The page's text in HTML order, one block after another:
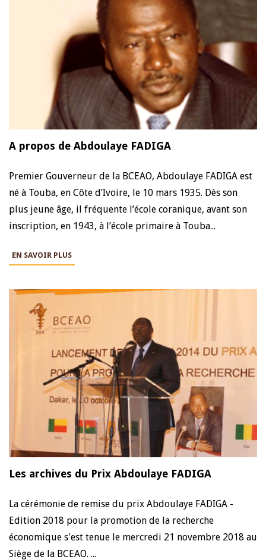
A propos de Abdoulaye FADIGA
Premier Gouverneur de la BCEAO, Abdoulaye FADIGA est
né à Touba, en Côte d’Ivoire, le 10 mars 1935. Dès son
plus jeune âge, il fréquente l’école coranique, avant son
inscription, en 1943, à l’école primaire à Touba...
EN SAVOIR PLUS
Les archives du Prix Abdoulaye FADIGA
La cérémonie de remise du prix Abdoulaye FADIGA -
Edition 2018 pour la promotion de la recherche
économique s'est tenue le mercredi 21 novembre 2018 au
Siège de la BCEAO. ...